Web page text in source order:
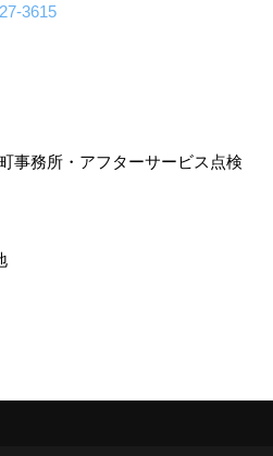
3615
事務所・アフターサービス点検